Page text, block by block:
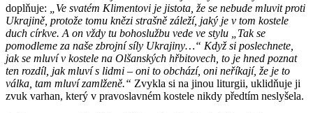
doplňuje:
„Ve svatém Klimentovi je jistota, že se nebude mluvit proti
Ukrajině, protože tomu knězi strašně záleží, jaký je v tom kostele
duch církve. A on vždy tu bohoslužbu vede ve stylu „Tak se
pomodleme za naše zbrojní síly Ukrajiny…“ Když si poslechnete,
jak se mluví v kostele na Olšanských hřbitovech, to je hned poznat
ten rozdíl, jak mluví s lidmi – oni to obchází, oni neříkají, že je to
válka, tam mluví zamlženě.“ Zvykla si na jinou liturgii, uklidňuje ji
zvuk varhan, který v pravoslavném kostele nikdy předtím neslyšela.